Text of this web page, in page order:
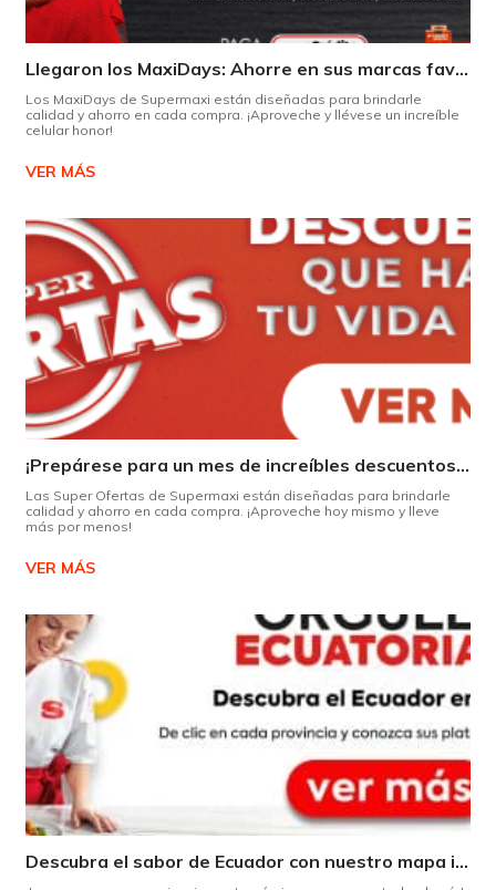
Llegaron los MaxiDays: Ahorre en sus marcas favoritas
Los MaxiDays de Supermaxi están diseñadas para brindarle
calidad y ahorro en cada compra. ¡Aproveche y llévese un increíble
celular honor!
VER MÁS
¡Prepárese para un mes de increíbles descuentos en Supermaxi!
Las Super Ofertas de Supermaxi están diseñadas para brindarle
calidad y ahorro en cada compra. ¡Aproveche hoy mismo y lleve
más por menos!
VER MÁS
Descubra el sabor de Ecuador con nuestro mapa interactivo de recetas